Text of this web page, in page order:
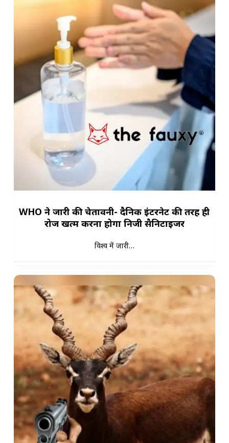
WHO ने जारी की चेतावनी- दैनिक इंटरनेट की तरह ही
रोज खत्म करना होगा निजी सैनिटाइजर
विश्व में जारी…